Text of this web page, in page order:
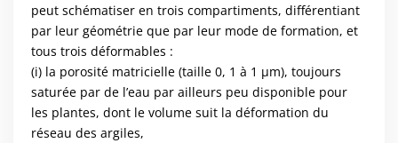
peut schématiser en trois compartiments, différentiant
par leur géométrie que par leur mode de formation, et
tous trois déformables :
(i) la porosité matricielle (taille 0, 1 à 1 µm), toujours
saturée par de l’eau par ailleurs peu disponible pour
les plantes, dont le volume suit la déformation du
réseau des argiles,